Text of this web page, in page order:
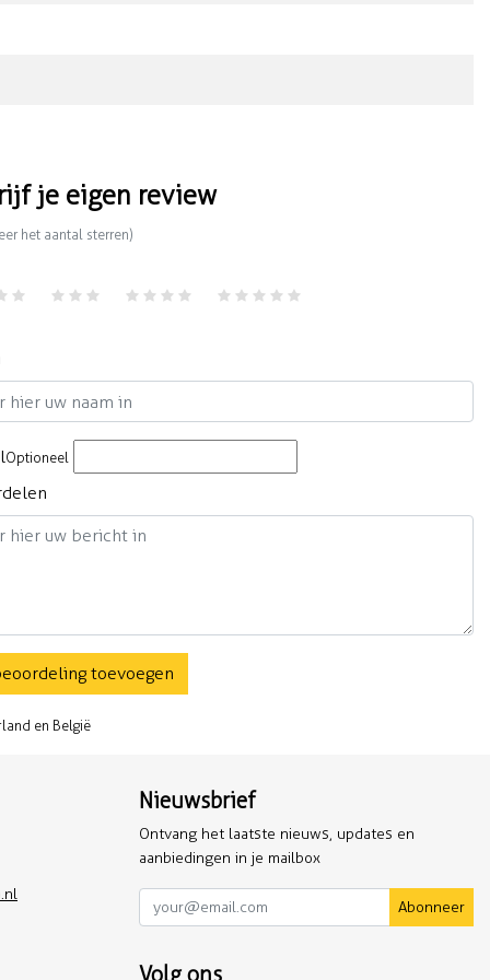
je eigen review
het aantal sterren)
Optioneel
toevoegen
en België
Nieuwsbrief
Ontvang het laatste nieuws, updates en
aanbiedingen in je mailbox
Abonneer